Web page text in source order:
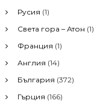
Русия (1)
Света гора – Атон (1)
Франция (1)
Англия (14)
България (372)
Гърция (166)